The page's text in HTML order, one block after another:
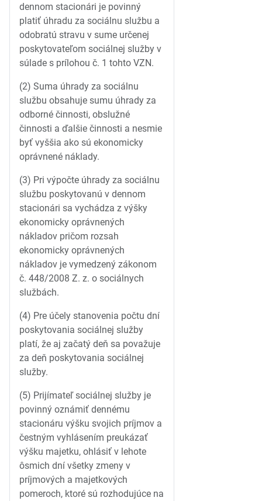
dennom stacionári je povinný
platiť úhradu za sociálnu službu a
odobratú stravu v sume určenej
poskytovateľom sociálnej služby v
súlade s prílohou č. 1 tohto VZN.
(2) Suma úhrady za sociálnu
službu obsahuje sumu úhrady za
odborné činnosti, obslužné
činnosti a ďalšie činnosti a nesmie
byť vyššia ako sú ekonomicky
oprávnené náklady.
(3) Pri výpočte úhrady za sociálnu
službu poskytovanú v dennom
stacionári sa vychádza z výšky
ekonomicky oprávnených
nákladov pričom rozsah
ekonomicky oprávnených
nákladov je vymedzený zákonom
č. 448/2008 Z. z. o sociálnych
službách.
(4) Pre účely stanovenia počtu dní
poskytovania sociálnej služby
platí, že aj začatý deň sa považuje
za deň poskytovania sociálnej
služby.
(5) Prijímateľ sociálnej služby je
povinný oznámiť dennému
stacionáru výšku svojich príjmov a
čestným vyhlásením preukázať
výšku majetku, ohlásiť v lehote
ôsmich dní všetky zmeny v
príjmových a majetkových
pomeroch, ktoré sú rozhodujúce na